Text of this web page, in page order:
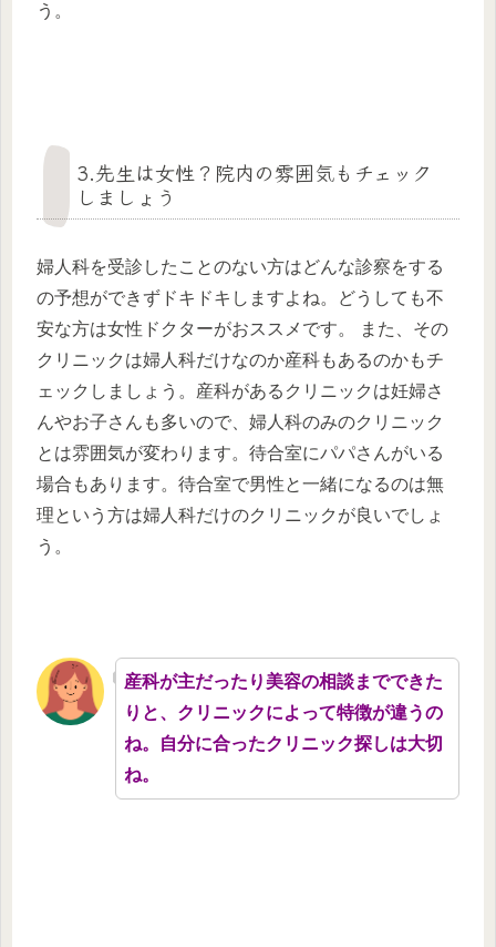
う。
3.先生は女性？院内の雰囲気もチェック
しましょう
婦人科を受診したことのない方はどんな診察をする
の予想ができずドキドキしますよね。どうしても不
安な方は女性ドクターがおススメです。 また、その
クリニックは婦人科だけなのか産科もあるのかもチ
ェックしましょう。産科があるクリニックは妊婦さ
んやお子さんも多いので、婦人科のみのクリニック
とは雰囲気が変わります。待合室にパパさんがいる
場合もあります。待合室で男性と一緒になるのは無
理という方は婦人科だけのクリニックが良いでしょ
う。
産科が主だったり美容の相談までできた
りと、クリニックによって特徴が違うの
ね。自分に合ったクリニック探しは大切
ね。